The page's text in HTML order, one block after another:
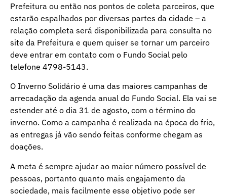
Prefeitura ou então nos pontos de coleta parceiros, que
estarão espalhados por diversas partes da cidade – a
relação completa será disponibilizada para consulta no
site da Prefeitura e quem quiser se tornar um parceiro
deve entrar em contato com o Fundo Social pelo
telefone 4798-5143.
O Inverno Solidário é uma das maiores campanhas de
arrecadação da agenda anual do Fundo Social. Ela vai se
estender até o dia 31 de agosto, com o término do
inverno. Como a campanha é realizada na época do frio,
as entregas já vão sendo feitas conforme chegam as
doações.
A meta é sempre ajudar ao maior número possível de
pessoas, portanto quanto mais engajamento da
sociedade, mais facilmente esse objetivo pode ser